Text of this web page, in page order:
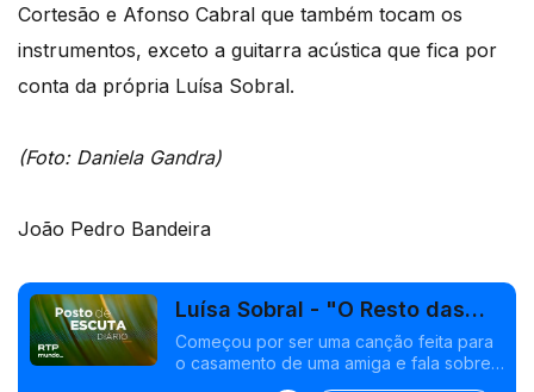
Cortesão e Afonso Cabral que também tocam os
instrumentos, exceto a guitarra acústica que fica por
conta da própria Luísa Sobral.
(Foto: Daniela Gandra)
João Pedro Bandeira
Luísa Sobral - "O Resto das
Nossas Vidas"
Começou por ser uma canção feita para
o casamento de uma amiga e fala sobre